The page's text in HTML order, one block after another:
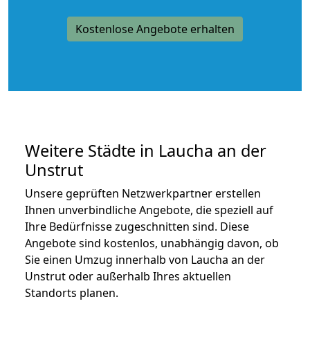
Kostenlose Angebote erhalten
Weitere Städte in Laucha an der
Unstrut
Unsere geprüften Netzwerkpartner erstellen
Ihnen unverbindliche Angebote, die speziell auf
Ihre Bedürfnisse zugeschnitten sind. Diese
Angebote sind kostenlos, unabhängig davon, ob
Sie einen Umzug innerhalb von Laucha an der
Unstrut oder außerhalb Ihres aktuellen
Standorts planen.